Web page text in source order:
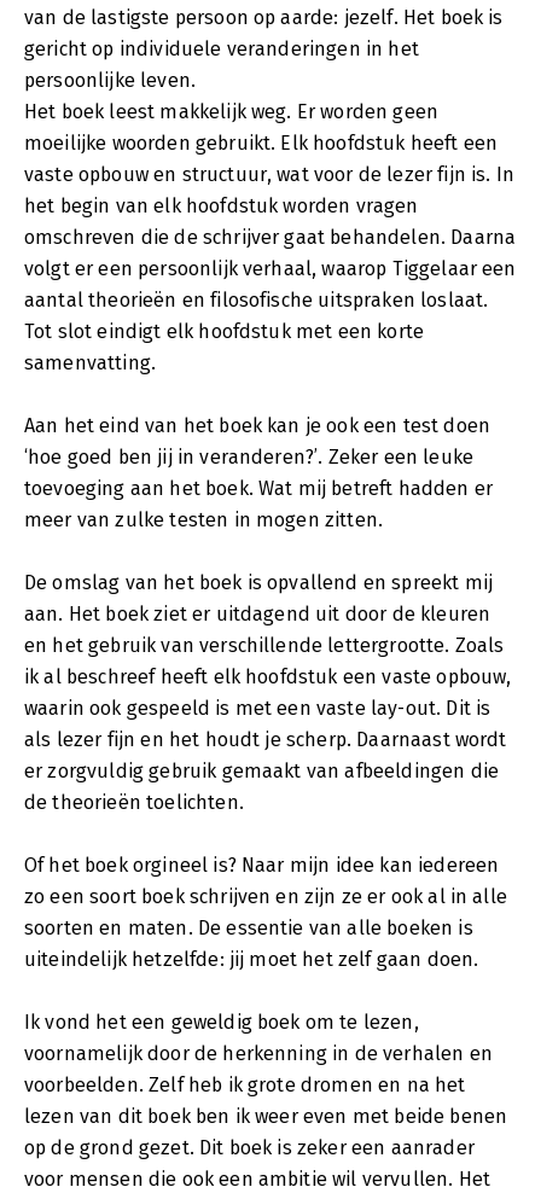
van de lastigste persoon op aarde: jezelf. Het boek is
gericht op individuele veranderingen in het
persoonlijke leven.
Het boek leest makkelijk weg. Er worden geen
moeilijke woorden gebruikt. Elk hoofdstuk heeft een
vaste opbouw en structuur, wat voor de lezer fijn is. In
het begin van elk hoofdstuk worden vragen
omschreven die de schrijver gaat behandelen. Daarna
volgt er een persoonlijk verhaal, waarop Tiggelaar een
aantal theorieën en filosofische uitspraken loslaat.
Tot slot eindigt elk hoofdstuk met een korte
samenvatting.
Aan het eind van het boek kan je ook een test doen
‘hoe goed ben jij in veranderen?’. Zeker een leuke
toevoeging aan het boek. Wat mij betreft hadden er
meer van zulke testen in mogen zitten.
De omslag van het boek is opvallend en spreekt mij
aan. Het boek ziet er uitdagend uit door de kleuren
en het gebruik van verschillende lettergrootte. Zoals
ik al beschreef heeft elk hoofdstuk een vaste opbouw,
waarin ook gespeeld is met een vaste lay-out. Dit is
als lezer fijn en het houdt je scherp. Daarnaast wordt
er zorgvuldig gebruik gemaakt van afbeeldingen die
de theorieën toelichten.
Of het boek orgineel is? Naar mijn idee kan iedereen
zo een soort boek schrijven en zijn ze er ook al in alle
soorten en maten. De essentie van alle boeken is
uiteindelijk hetzelfde: jij moet het zelf gaan doen.
Ik vond het een geweldig boek om te lezen,
voornamelijk door de herkenning in de verhalen en
voorbeelden. Zelf heb ik grote dromen en na het
lezen van dit boek ben ik weer even met beide benen
op de grond gezet. Dit boek is zeker een aanrader
voor mensen die ook een ambitie wil vervullen. Het